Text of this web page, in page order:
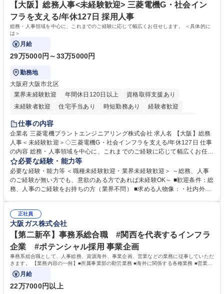
大 専修学校 高校 語学力： 資格：
【大阪】総務人事<未経験歓迎> 三菱電機G・社会イン
フラを支える/年休127日 採用人事
総務・人事領域を中心に、これまでのご経験に応じて幅広くお任せします。 ＜具体的に
は＞
月給
29万5000円～33万5000円
勤務地
大阪府大阪市北区
業界未経験歓迎
年間休日120日以上
資格取得支援あり
未経験者歓迎
住宅手当あり 時短勤務あり
経験者歓迎
退職金あり
駅近5分以内
土日祝休み 服装自由 寮・社宅あり 食事補助あり
仕事の内容
企業名 三菱電機プラントエンジニアリング株式会社 求人名 【大阪】総務
人事＜未経験歓迎＞◇三菱電機G・社会インフラを支える/年休127日 仕事
の内容 総務・人事領域を中心に、これまでのご経験に応じて幅広くお任せ
します。 ＜具体的には＞ ・総務/人事労務（給与・社保・勤怠管理など）
・採用・教育研修 ・福利厚生運用 など ※基本的には事務所勤務ですが、
採用や教育等の業務内容により、関西圏以外への日帰り・宿泊を伴う国内
出張もございます。 ※担当業務を持ちつつ、お互いに助け合いながら、総
必要な経験・能力等
必要な経験・能力等 ＜職種未経験歓迎・業界未経験歓迎＞ ～総務、人事
のご経験が無い方でも、意欲のある方であれば未経験OK～ ■歓迎条件：総
務、人事のご経験をお持ちの方（業界不問） ■求める人物像：・社内外の
正社員
大阪ガス株式会社
【第二新卒】事務系総合職 #関西を代表するインフラ
企業 #ポテンシャル採用 事業企画
事務系総合職として、人事総務、資源海外、事業企画、営業などの業務に従事していただ
きます。 【業務内容の一例】■所属事業部の勤労業務 ■海外に関係する各種業務 ■営業部
門の企画スタッフ、ルート営業
月給
22万7000円以上